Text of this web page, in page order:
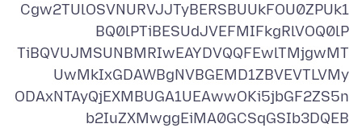
Cgw2TUlOSVNURVJJTyBERSBUUkFOU0ZPUk1
TiBQVUJMSUNBMRIwEAYDVQQFEwlTMjgwMT
ODAxNTAyQjEXMBUGA1UEAwwOKi5jbGF2ZS5n